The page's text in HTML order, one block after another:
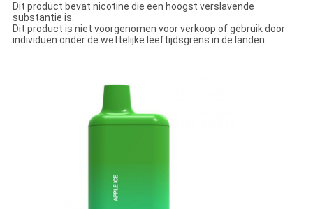
Dit product bevat nicotine die een hoogst verslavende
substantie is.
Dit product is niet voorgenomen voor verkoop of gebruik door
individuen onder de wettelijke leeftijdsgrens in de landen.